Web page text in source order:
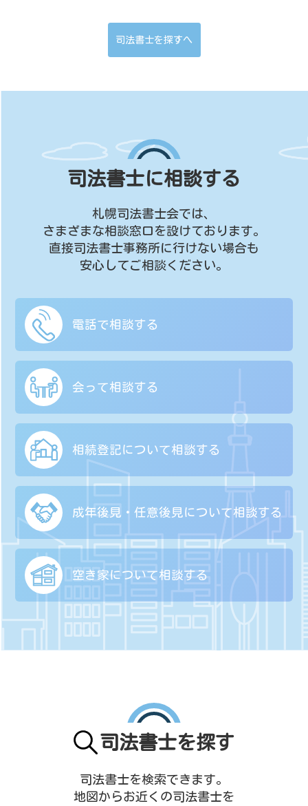
司法書士を探すへ
司法書士に相談する
札幌司法書士会では、
さまざまな相談窓口を設けております。
直接司法書士事務所に行けない場合も
安心してご相談ください。
電話で相談する
会って相談する
相続登記について相談する
成年後見・任意後見について相談する
空き家について相談する
司法書士を探す
司法書士を検索できます。
地図からお近くの司法書士を